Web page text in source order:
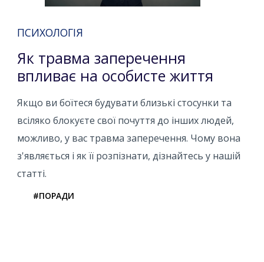
ПСИХОЛОГІЯ
Як травма заперечення
впливає на особисте життя
Якщо ви боїтеся будувати близькі стосунки та
всіляко блокуєте свої почуття до інших людей,
можливо, у вас травма заперечення. Чому вона
з'являється і як її розпізнати, дізнайтесь у нашій
статті.
#ПОРАДИ